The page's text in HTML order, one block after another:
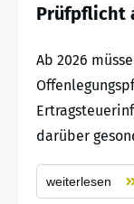
Prüfpflicht
Ab 2026
darüber
weiterlesen